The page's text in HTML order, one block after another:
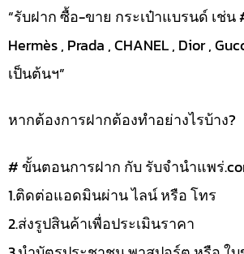
“รับฝาก ซื้อ-ขาย กระเป๋าแบรนด์ เช่
Hermès , Prada , CHANEL , Dior ,
เป็นต้นฯ”
หากต้องการฝากต้องทำอย่างไรบ้าง?
# ขั้นตอนการฝาก กับ รับจำนำแพร่
1.ติดต่อแอดมินผ่าน ไลน์ หรือ โทร
2.ส่งรูปสินค้าเพื่อประเมินราคา